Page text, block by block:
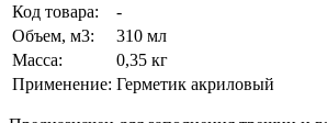
Код товара:
-
Объем, м3:
310 мл
Масса:
0,35 кг
Применение: Герметик акриловый